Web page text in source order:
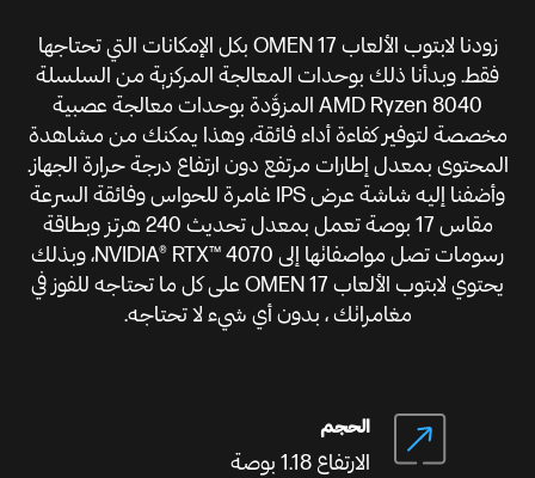
زودنا لابتوب الألعاب OMEN 17 بكل الإمكانات التي تحتاجها
فقط. وبدأنا ذلك بوحدات المعالجة المركزية من السلسلة
AMD Ryzen 8040 المزوَّدة بوحدات معالجة عصبية
مخصصة لتوفير كفاءة أداء فائقة، وهذا يمكنك من مشاهدة
المحتوى بمعدل إطارات مرتفع دون ارتفاع درجة حرارة الجهاز.
وأضفنا إليه شاشة عرض IPS غامرة للحواس وفائقة السرعة
مقاس 17 بوصة تعمل بمعدل تحديث 240 هرتز وبطاقة
رسومات تصل مواصفاتها إلى NVIDIA® RTX™ 4070، وبذلك
يحتوي لابتوب الألعاب OMEN 17 على كل ما تحتاجه للفوز في
مغامراتك ، بدون أي شيء لا تحتاجه.
الحجم
الارتفاع 1.18 بوصة